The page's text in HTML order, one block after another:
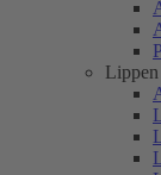
Lippen